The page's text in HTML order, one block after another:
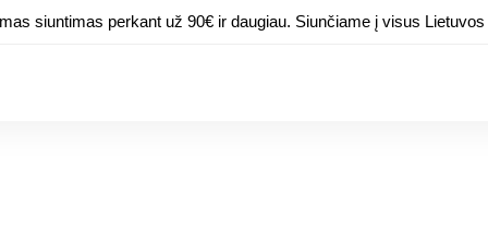
siuntimas perkant už 90€ ir daugiau. Siunčiame į visus